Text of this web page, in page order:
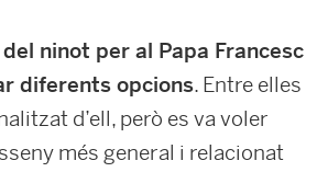
ninot per al Papa Francesc
diferents opcions. Entre elles
d’ell, però es va voler
més general i relacionat